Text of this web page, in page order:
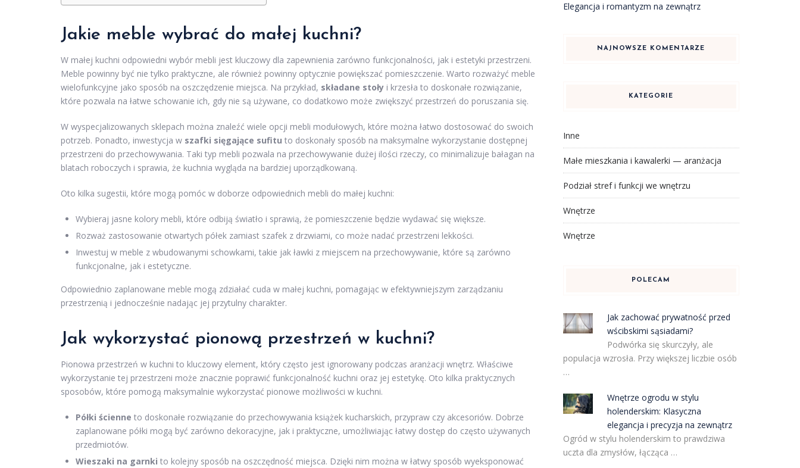
Jakie meble wybrać do małej kuchni?
W małej kuchni odpowiedni wybór mebli jest kluczowy dla zapewnienia zarówno funkcjonalności, jak i estetyki przestrzeni.
Meble powinny być nie tylko praktyczne, ale również powinny optycznie powiększać pomieszczenie. Warto rozważyć meble
wielofunkcyjne jako sposób na oszczędzenie miejsca. Na przykład, składane stoły i krzesła to doskonałe rozwiązanie,
które pozwala na łatwe schowanie ich, gdy nie są używane, co dodatkowo może zwiększyć przestrzeń do poruszania się.
W wyspecjalizowanych sklepach można znaleźć wiele opcji mebli modułowych, które można łatwo dostosować do swoich
potrzeb. Ponadto, inwestycja w szafki sięgające sufitu to doskonały sposób na maksymalne wykorzystanie dostępnej
przestrzeni do przechowywania. Taki typ mebli pozwala na przechowywanie dużej ilości rzeczy, co minimalizuje bałagan na
blatach roboczych i sprawia, że kuchnia wygląda na bardziej uporządkowaną.
Oto kilka sugestii, które mogą pomóc w doborze odpowiednich mebli do małej kuchni:
Wybieraj jasne kolory mebli, które odbiją światło i sprawią, że pomieszczenie będzie wydawać się większe.
Rozważ zastosowanie otwartych półek zamiast szafek z drzwiami, co może nadać przestrzeni lekkości.
Inwestuj w meble z wbudowanymi schowkami, takie jak ławki z miejscem na przechowywanie, które są zarówno
funkcjonalne, jak i estetyczne.
Odpowiednio zaplanowane meble mogą zdziałać cuda w małej kuchni, pomagając w efektywniejszym zarządzaniu
przestrzenią i jednocześnie nadając jej przytulny charakter.
Jak wykorzystać pionową przestrzeń w kuchni?
Pionowa przestrzeń w kuchni to kluczowy element, który często jest ignorowany podczas aranżacji wnętrz. Właściwe
wykorzystanie tej przestrzeni może znacznie poprawić funkcjonalność kuchni oraz jej estetykę. Oto kilka praktycznych
sposobów, które pomogą maksymalnie wykorzystać pionowe możliwości w kuchni.
Półki ścienne to doskonałe rozwiązanie do przechowywania książek kucharskich, przypraw czy akcesoriów. Dobrze
zaplanowane półki mogą być zarówno dekoracyjne, jak i praktyczne, umożliwiając łatwy dostęp do często używanych
przedmiotów.
Wieszaki na garnki to kolejny sposób na oszczędność miejsca. Dzięki nim można w łatwy sposób wyeksponować
Elegancja i romantyzm na zewnątrz
NAJNOWSZE KOMENTARZE
KATEGORIE
Inne
Małe mieszkania i kawalerki — aranżacja
Podział stref i funkcji we wnętrzu
Wnętrze
Wnętrze
POLECAM
Jak zachować prywatność przed
wścibskimi sąsiadami?
Podwórka się skurczyły, ale
populacja wzrosła. Przy większej liczbie osób
…
Wnętrze ogrodu w stylu
holenderskim: Klasyczna
elegancja i precyzja na zewnątrz
Ogród w stylu holenderskim to prawdziwa
uczta dla zmysłów, łącząca …